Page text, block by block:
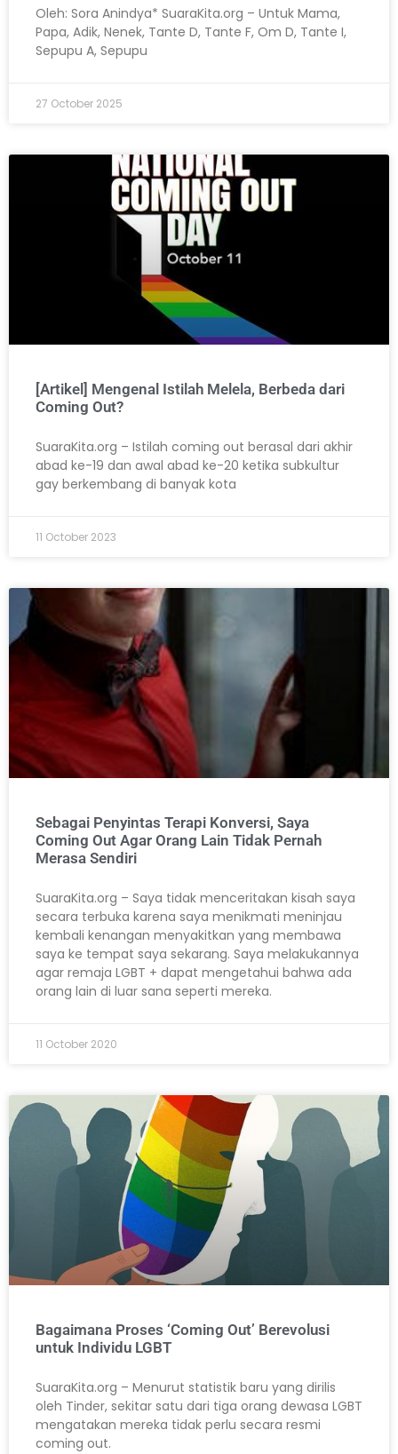
Oleh: Sora Anindya* SuaraKita.org – Untuk Mama,
Papa, Adik, Nenek, Tante D, Tante F, Om D, Tante I,
Sepupu A, Sepupu
27 October 2025
[Artikel] Mengenal Istilah Melela, Berbeda dari
Coming Out?
SuaraKita.org – Istilah coming out berasal dari akhir
abad ke-19 dan awal abad ke-20 ketika subkultur
gay berkembang di banyak kota
11 October 2023
Sebagai Penyintas Terapi Konversi, Saya
Coming Out Agar Orang Lain Tidak Pernah
Merasa Sendiri
SuaraKita.org – Saya tidak menceritakan kisah saya
secara terbuka karena saya menikmati meninjau
kembali kenangan menyakitkan yang membawa
saya ke tempat saya sekarang. Saya melakukannya
agar remaja LGBT + dapat mengetahui bahwa ada
orang lain di luar sana seperti mereka.
11 October 2020
Bagaimana Proses ‘Coming Out’ Berevolusi
untuk Individu LGBT
SuaraKita.org – Menurut statistik baru yang dirilis
oleh Tinder, sekitar satu dari tiga orang dewasa LGBT
mengatakan mereka tidak perlu secara resmi
coming out.